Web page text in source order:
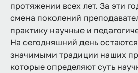
протяжении всех лет. За эти
смена поколений
практику научные и
На сегодняшний день
значимыми традиции наших
которые определяют суть